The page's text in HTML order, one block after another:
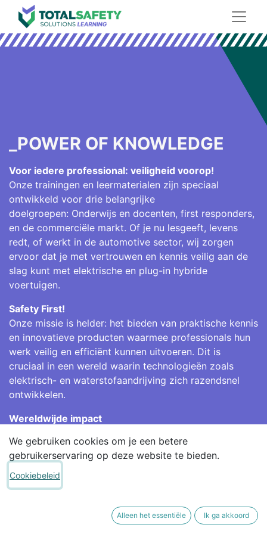
_POWER OF KNOWLEDGE
Voor iedere professional: veiligheid voorop!
Onze trainingen en leermaterialen zijn speciaal
ontwikkeld voor drie belangrijke
doelgroepen: Onderwijs en docenten, first responders,
en de commerciële markt. Of je nu lesgeeft, levens
redt, of werkt in de automotive sector, wij zorgen
ervoor dat je met vertrouwen en kennis veilig aan de
slag kunt met elektrische en plug-in hybride
voertuigen.
Safety First!
Onze missie is helder: het bieden van praktische kennis
en innovatieve producten waarmee professionals hun
werk veilig en efficiënt kunnen uitvoeren. Dit is
cruciaal in een wereld waarin technologieën zoals
elektrisch- en waterstofaandrijving zich razendsnel
ontwikkelen.
Wereldwijde impact
ervaren team ondersteunen we professionals over de
hele wereld. Samen werken we aan de ontwikkeling en
implementatie van vooruitstrevende
veiligheidsoplossingen die écht het verschil maken.
We gebruiken cookies om je een betere
gebruikerservaring op deze website te bieden.
Cookiebeleid
Alleen het essentiële Ik ga akkoord